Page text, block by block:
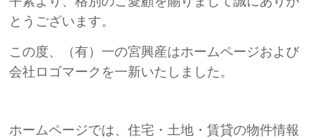
とうございます。
この度、（有）一の宮興産はホームページおよび
会社ロゴマークを一新いたしました。
ホームページでは、住宅・土地・賃貸の物件情報